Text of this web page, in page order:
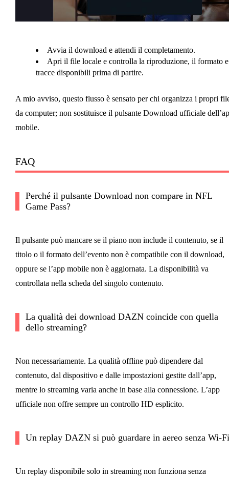
Avvia il download e attendi il completamento.
Apri il file locale e controlla la riproduzione, il formato
tracce disponibili prima di partire.
A mio avviso, questo flusso è sensato per chi organizza i propri
da computer; non sostituisce il pulsante Download ufficiale
mobile.
FAQ
Perché il pulsante Download non compare in NFL
Game Pass?
Il pulsante può mancare se il piano non include il contenuto, se il
titolo o il formato dell’evento non è compatibile con il download,
oppure se l’app mobile non è aggiornata. La disponibilità va
controllata nella scheda del singolo contenuto.
La qualità dei download DAZN coincide con quella
dello streaming?
Non necessariamente. La qualità offline può dipendere dal
contenuto, dal dispositivo e dalle impostazioni gestite dall’app,
mentre lo streaming varia anche in base alla connessione. L’app
ufficiale non offre sempre un controllo HD esplicito.
Un replay DAZN si può guardare in aereo senza Wi-
Un replay disponibile solo in streaming non funziona senza